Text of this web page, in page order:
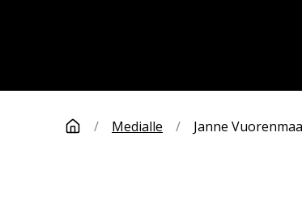
/ Medialle / Janne Vuorenmaa